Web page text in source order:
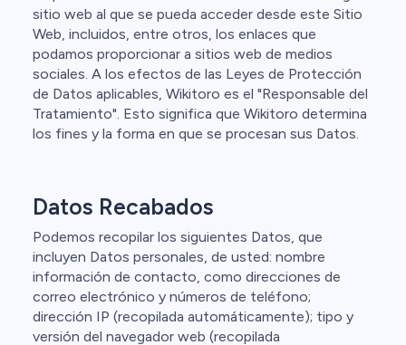
sitio web al que se pueda acceder desde este Sitio
Web, incluidos, entre otros, los enlaces que
podamos proporcionar a sitios web de medios
sociales. A los efectos de las Leyes de Protección
de Datos aplicables, Wikitoro es el "Responsable del
Tratamiento". Esto significa que Wikitoro determina
los fines y la forma en que se procesan sus Datos.
Datos Recabados
Podemos recopilar los siguientes Datos, que
incluyen Datos personales, de usted: nombre
información de contacto, como direcciones de
correo electrónico y números de teléfono;
dirección IP (recopilada automáticamente); tipo y
versión del navegador web (recopilada